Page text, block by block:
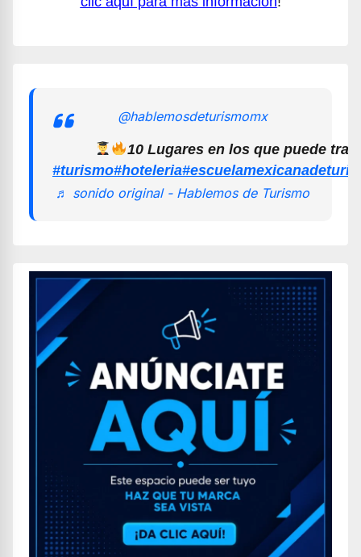
@hablemosdeturismomx
10 Lugares en los que puede
#turismo#hoteleria
♬ sonido original - Hablemos de Turismo